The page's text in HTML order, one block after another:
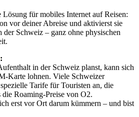
Lösung für mobiles Internet auf Reisen:
vor deiner Abreise und aktivierst sie
Schweiz – ganz ohne physischen
:
in der Schweiz planst, kann sich
Karte lohnen. Viele Schweizer
Tarife für Touristen an, die
Roaming-Preise von O2.
erst vor Ort darum kümmern – und bist